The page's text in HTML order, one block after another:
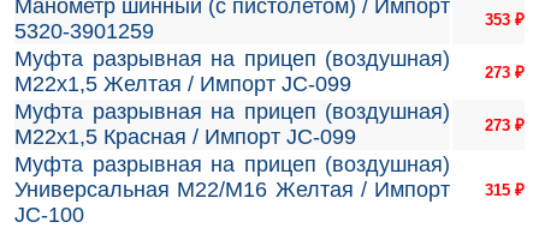
Манометр шинный (с пистолетом) / Импорт
5320-3901259
353 ₽
Муфта разрывная на прицеп (воздушная)
М22х1,5 Желтая / Импорт JC-099
273 ₽
Муфта разрывная на прицеп (воздушная)
М22х1,5 Красная / Импорт JC-099
273 ₽
Муфта разрывная на прицеп (воздушная)
Универсальная М22/М16 Желтая / Импорт
JC-100
315 ₽